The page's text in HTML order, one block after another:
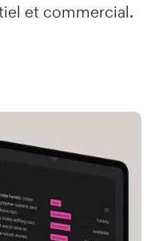
et commercial.